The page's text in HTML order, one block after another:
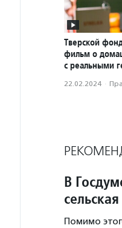
Тверской
фильм о
с реальными
22.02.2024 ·
В
Помимо